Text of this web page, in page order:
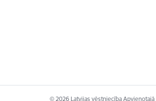
© 2026 Latvijas vēstniecība